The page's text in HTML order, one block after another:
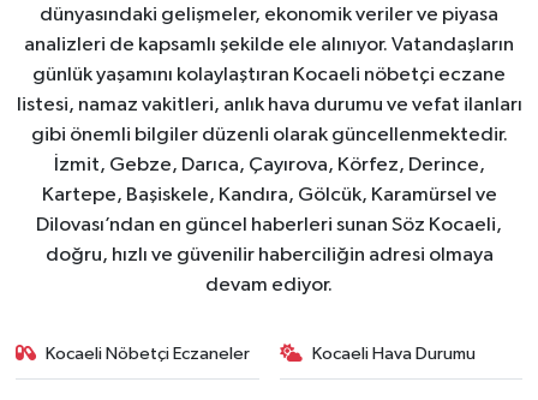
dünyasındaki gelişmeler, ekonomik veriler ve piyasa
analizleri de kapsamlı şekilde ele alınıyor. Vatandaşların
günlük yaşamını kolaylaştıran Kocaeli nöbetçi eczane
listesi, namaz vakitleri, anlık hava durumu ve vefat ilanları
gibi önemli bilgiler düzenli olarak güncellenmektedir.
İzmit, Gebze, Darıca, Çayırova, Körfez, Derince,
Kartepe, Başiskele, Kandıra, Gölcük, Karamürsel ve
Dilovası’ndan en güncel haberleri sunan Söz Kocaeli,
doğru, hızlı ve güvenilir haberciliğin adresi olmaya
devam ediyor.
Kocaeli Nöbetçi Eczaneler Kocaeli Hava Durumu